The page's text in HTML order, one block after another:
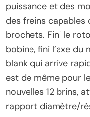
puissance et des
des freins capables
brochets. Fini le
bobine, fini l’axe du
blank qui arrive
est de même pour
nouvelles 12 brins,
rapport diamètre/